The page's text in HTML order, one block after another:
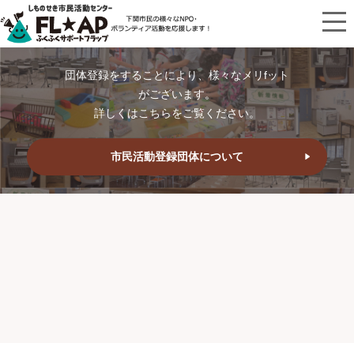
団体登録をすることにより、様々なメリfット
がございます。
詳しくはこちらをご覧ください。
市民活動登録団体について